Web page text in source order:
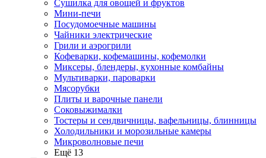
Сушилка для овощей и фруктов
Мини-печи
Посудомоечные машины
Чайники электрические
Грили и аэрогрили
Кофеварки, кофемашины, кофемолки
Миксеры, блендеры, кухонные комбайны
Мультиварки, пароварки
Мясорубки
Плиты и варочные панели
Соковыжималки
Тостеры и сендвичницы, вафельницы, блинницы
Холодильники и морозильные камеры
Микроволновые печи
Ещё 13